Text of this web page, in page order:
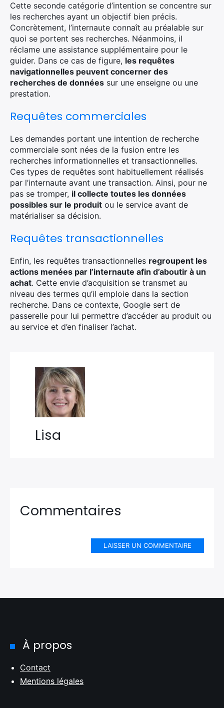
Cette seconde catégorie d’intention se concentre sur
les recherches ayant un objectif bien précis.
Concrètement, l’internaute connaît au préalable sur
quoi se portent ses recherches. Néanmoins, il
réclame une assistance supplémentaire pour le
guider. Dans ce cas de figure, les requêtes
navigationnelles peuvent concerner des
recherches de données sur une enseigne ou une
prestation.
Requêtes commerciales
Les demandes portant une intention de recherche
commerciale sont nées de la fusion entre les
recherches informationnelles et transactionnelles.
Ces types de requêtes sont habituellement réalisés
par l’internaute avant une transaction. Ainsi, pour ne
pas se tromper, il collecte toutes les données
possibles sur le produit ou le service avant de
matérialiser sa décision.
Requêtes transactionnelles
Enfin, les requêtes transactionnelles regroupent les
actions menées par l’internaute afin d’aboutir à un
achat. Cette envie d’acquisition se transmet au
niveau des termes qu’il emploie dans la section
recherche. Dans ce contexte, Google sert de
passerelle pour lui permettre d’accéder au produit ou
au service et d’en finaliser l’achat.
Lisa
Commentaires
LAISSER UN COMMENTAIRE
À propos
Contact
Mentions légales